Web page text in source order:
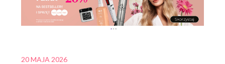
Posted
20 MAJA 2026